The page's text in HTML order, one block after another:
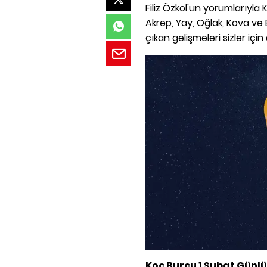
Filiz Özkol'un yorumlarıyla
Akrep, Yay, Oğlak, Kova
çıkan gelişmeleri sizler için